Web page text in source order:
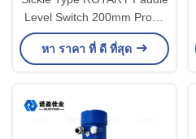
Level Switch 200mm Probe
Rod
หา ราคา ที่ ดี ที่สุด